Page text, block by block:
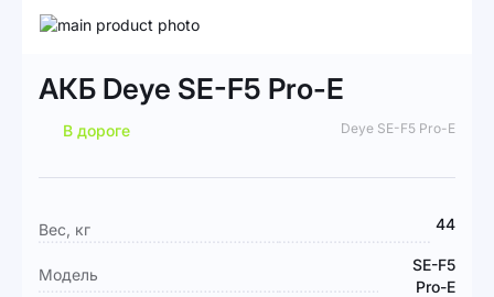
Пропустить
к
изображений
началу
изображений
АКБ Deye SE-F5 Pro-E
В дороге Deye SE-F5 Pro-E
Подробная
информация
Вес, кг 44
Модель
SE-F5
Pro-E